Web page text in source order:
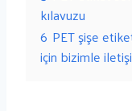
kılavuzu
6 PET şişe
için bizimle